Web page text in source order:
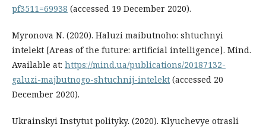
pf3511=69938 (accessed 19 December 2020).
Myronova N. (2020). Haluzi maibutnoho: shtuchnyi
intelekt [Areas of the future: artificial intelligence]. Mind.
Available at: https://mind.ua/publications/20187132-
galuzi-majbutnogo-shtuchnij-intelekt (accessed 20
December 2020).
Ukrainskyi Instytut polityky. (2020). Klyuchevye otrasli